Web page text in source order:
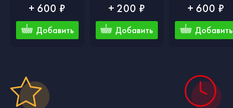
+ 600 ₽
Добавить
+ 200 ₽
Добавить
+ 600 ₽
Добавить